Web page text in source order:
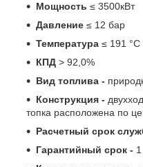
Мощность ≤ 3500кВт
Давление ≤ 12 бар
Температура ≤ 191 °C
КПД > 92,0%
Вид топлива -
Конструкция -
топка расположена по
Расчетный срок
Гарантийный срок -